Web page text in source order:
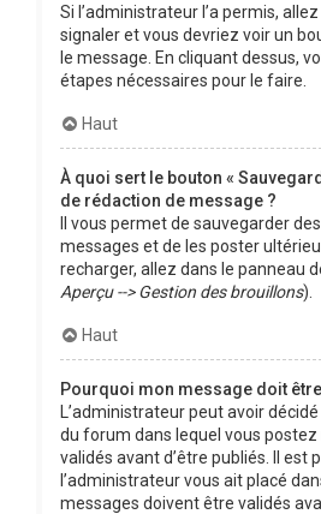
Si l’administrateur l’a permis,
signaler et vous devriez voir un
le message. En cliquant dessus,
étapes nécessaires pour le faire.
Haut
À quoi sert le bouton «
de rédaction de message ?
Il vous permet de sauvegarder
messages et de les poster
recharger, allez dans le panneau
Aperçu --> Gestion des brouillons).
Haut
Pourquoi mon message doit
L’administrateur peut avoir
du forum dans lequel vous postez
validés avant d’être publiés. Il est
l’administrateur vous ait placé
messages doivent être validés